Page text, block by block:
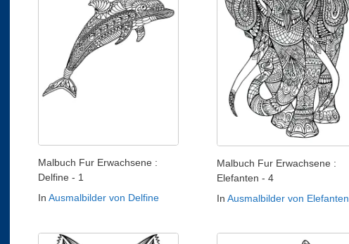
Malbuch Fur Erwachsene :
Delfine - 1
In Ausmalbilder von Delfine
Malbuch Fur Erwachsene :
Elefanten - 4
In Ausmalbilder von Elefanten